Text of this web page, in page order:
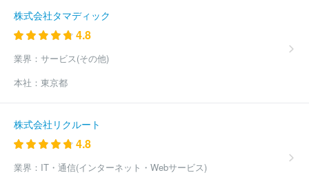
株式会社タマディック
4.8
業界： サービス(その他)
本社： 東京都
株式会社リクルート
4.8
業界： IT・通信(インターネット・Webサービス)